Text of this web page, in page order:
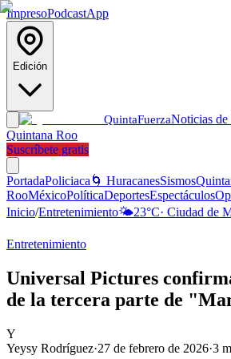
ImpresoPodcastApp
Edición
QuintaFuerzaNoticias de
Quintana Roo
Suscríbete gratis
PortadaPoliciaca 🌀 HuracanesSismos
RooMéxicoPolíticaDeportesEspectáculos
Inicio/Entretenimiento🌤️23°C· Ciudad de
Entretenimiento
Universal Pictures
de la tercera parte de
Y
Yeysy Rodríguez·27 de febrero de 2026·3